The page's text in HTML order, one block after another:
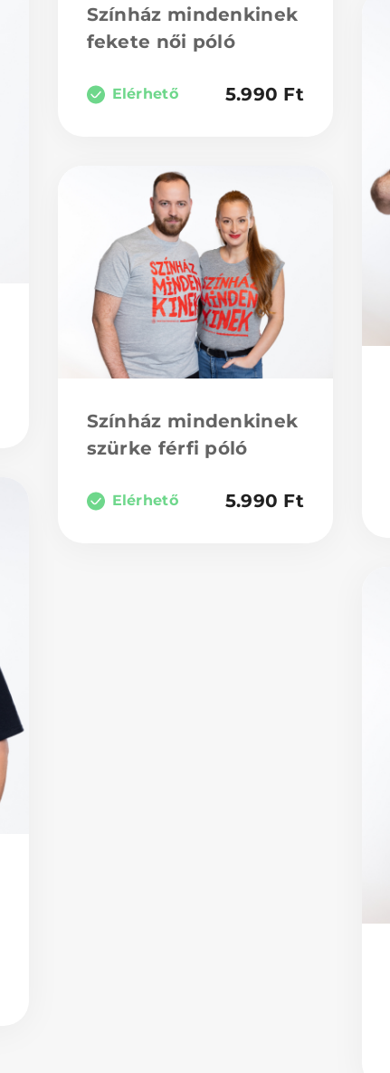
Színház mindenkinek
fekete női póló
Elérhető 5.990 Ft
Színház mindenkinek
szürke férfi póló
Elérhető 5.990 Ft